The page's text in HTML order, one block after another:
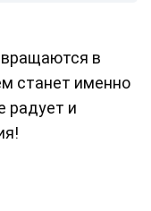
в
станет именно
радует и